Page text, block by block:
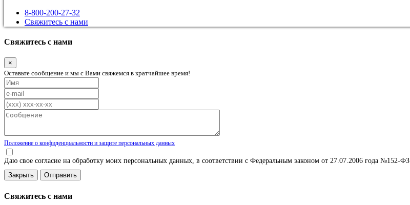
8-800-200-27-32
Свяжитесь с нами
Свяжитесь с нами
×
Оставьте сообщение и мы с Вами свяжемся в кратчайшее время!
Положение о конфиденциальности и защите персональных данных
Даю свое согласие на обработку моих персональных данных, в соответствии с Федеральным законом от 27.07.2006 года №152-ФЗ
Закрыть
Свяжитесь с нами